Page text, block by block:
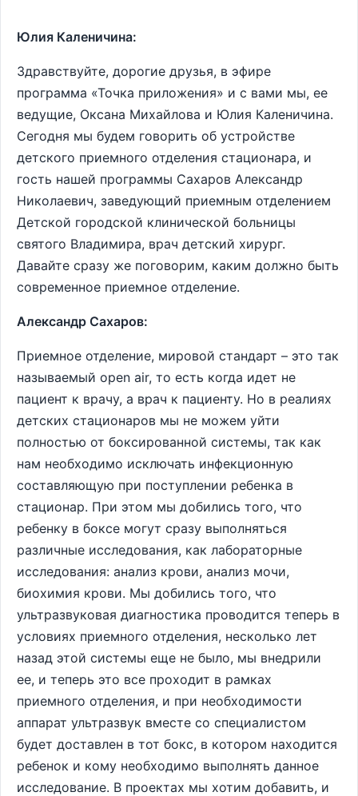
Юлия Каленичина:
Здравствуйте, дорогие друзья, в эфире
программа «Точка приложения» и с вами мы, ее
ведущие, Оксана Михайлова и Юлия Каленичина.
Сегодня мы будем говорить об устройстве
детского приемного отделения стационара, и
гость нашей программы Сахаров Александр
Николаевич, заведующий приемным отделением
Детской городской клинической больницы
святого Владимира, врач детский хирург.
Давайте сразу же поговорим, каким должно быть
современное приемное отделение.
Александр Сахаров:
Приемное отделение, мировой стандарт – это так
называемый open air, то есть когда идет не
пациент к врачу, а врач к пациенту. Но в реалиях
детских стационаров мы не можем уйти
полностью от боксированной системы, так как
нам необходимо исключать инфекционную
составляющую при поступлении ребенка в
стационар. При этом мы добились того, что
ребенку в боксе могут сразу выполняться
различные исследования, как лабораторные
исследования: анализ крови, анализ мочи,
биохимия крови. Мы добились того, что
ультразвуковая диагностика проводится теперь в
условиях приемного отделения, несколько лет
назад этой системы еще не было, мы внедрили
ее, и теперь это все проходит в рамках
приемного отделения, и при необходимости
аппарат ультразвук вместе со специалистом
будет доставлен в тот бокс, в котором находится
ребенок и кому необходимо выполнять данное
исследование. В проектах мы хотим добавить, и